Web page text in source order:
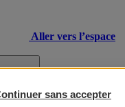
Aller vers l’espace
sans accepter